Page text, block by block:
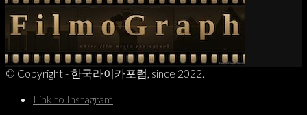
© Copyright - 한국라이카포럼, since 2022.
Link to Instagram